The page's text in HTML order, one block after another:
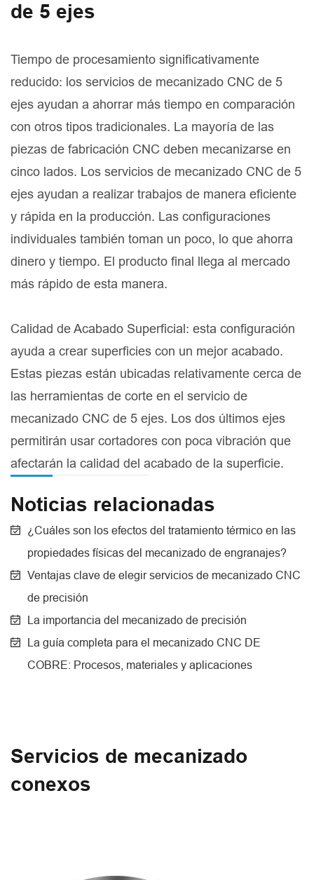
de 5 ejes
Tiempo de procesamiento significativamente
reducido: los servicios de mecanizado CNC de 5
ejes ayudan a ahorrar más tiempo en comparación
con otros tipos tradicionales. La mayoría de las
piezas de fabricación CNC deben mecanizarse en
cinco lados. Los servicios de mecanizado CNC de 5
ejes ayudan a realizar trabajos de manera eficiente
y rápida en la producción. Las configuraciones
individuales también toman un poco, lo que ahorra
dinero y tiempo. El producto final llega al mercado
más rápido de esta manera.
Calidad de Acabado Superficial: esta configuración
ayuda a crear superficies con un mejor acabado.
Estas piezas están ubicadas relativamente cerca de
las herramientas de corte en el servicio de
mecanizado CNC de 5 ejes. Los dos últimos ejes
permitirán usar cortadores con poca vibración que
afectarán la calidad del acabado de la superficie.
Noticias relacionadas
¿Cuáles son los efectos del tratamiento térmico en las
propiedades físicas del mecanizado de engranajes?
Ventajas clave de elegir servicios de mecanizado CNC
de precisión
La importancia del mecanizado de precisión
La guía completa para el mecanizado CNC DE
COBRE: Procesos, materiales y aplicaciones
Servicios de mecanizado
conexos